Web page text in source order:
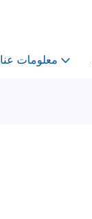
معلومات عنا